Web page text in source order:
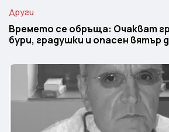
Други
Времето се обръща: Очакват
бури, градушки и опасен вятър